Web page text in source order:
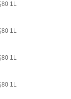
80 1L
80 1L
80 1L
80 1L